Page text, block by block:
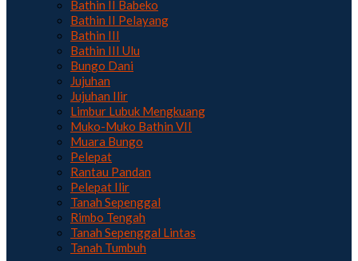
Bathin II Babeko
Bathin II Pelayang
Bathin III
Bathin III Ulu
Bungo Dani
Jujuhan
Jujuhan Ilir
Limbur Lubuk Mengkuang
Muko-Muko Bathin VII
Muara Bungo
Pelepat
Rantau Pandan
Pelepat Ilir
Tanah Sepenggal
Rimbo Tengah
Tanah Sepenggal Lintas
Tanah Tumbuh